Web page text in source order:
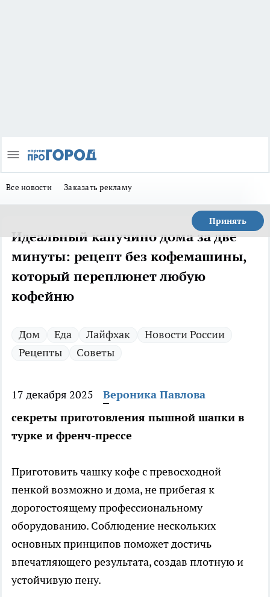
Все новости Заказать рекламу
Принять
Идеальный капучино дома за две
минуты: рецепт без кофемашины,
который переплюнет любую
кофейню
Дом Еда Лайфхак
Новости России
Рецепты
Советы
17 декабря 2025
Вероника Павлова
секреты приготовления пышной шапки в
турке и френч-прессе
Приготовить чашку кофе с превосходной
пенкой возможно и дома, не прибегая к
дорогостоящему профессиональному
оборудованию. Соблюдение нескольких
основных принципов поможет достичь
впечатляющего результата, создав плотную и
устойчивую пену.